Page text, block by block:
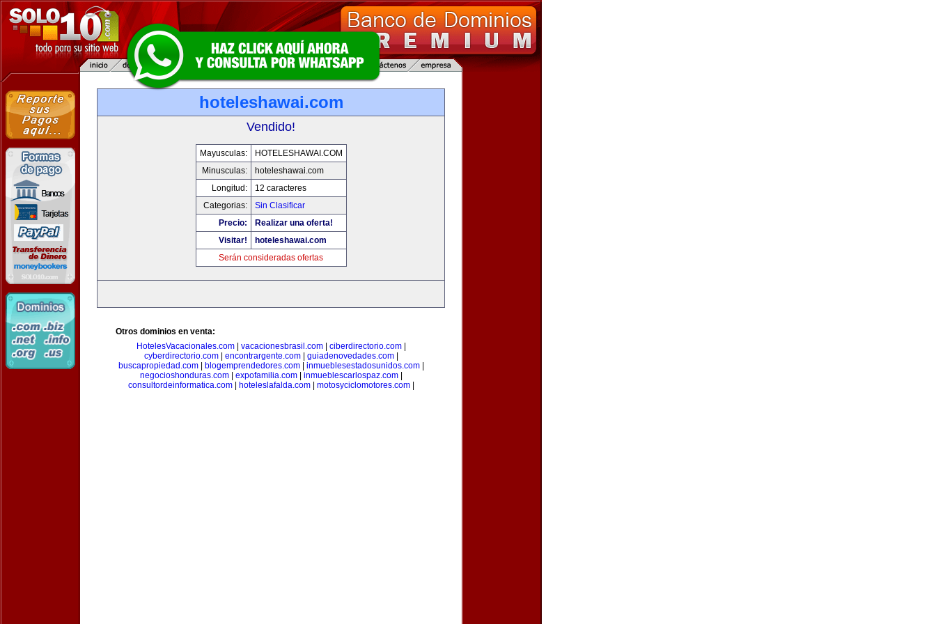
hoteleshawai.com
Vendido!
Mayusculas:
HOTELESHAWAI.COM
Minusculas:
hoteleshawai.com
Longitud:
12 caracteres
Categorias:
Sin Clasificar
Precio:
Realizar una oferta!
Visitar!
hoteleshawai.com
Serán consideradas ofertas
Otros dominios en venta:
HotelesVacacionales.com| vacacionesbrasil.com| ciberdirectorio.com|
cyberdirectorio.com| encontrargente.com| guiadenovedades.com|
buscapropiedad.com| blogemprendedores.com| inmueblesestadosunidos.com|
negocioshonduras.com| expofamilia.com| inmueblescarlospaz.com|
consultordeinformatica.com| hoteleslafalda.com| motosyciclomotores.com|